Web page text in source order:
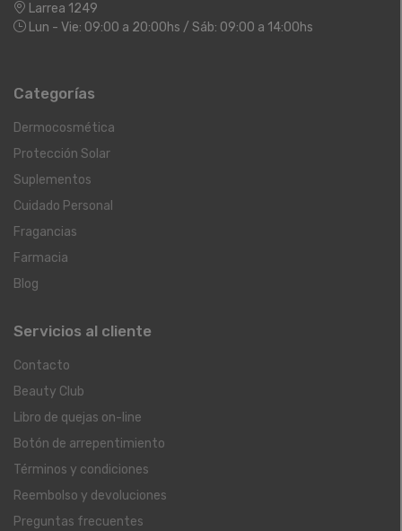
Larrea 1249
Lun - Vie: 09:00 a 20:00hs / Sáb: 09:00 a 14:00hs
Categorías
Dermocosmética
Protección Solar
Suplementos
Cuidado Personal
Fragancias
Farmacia
Blog
Servicios al cliente
Contacto
Beauty Club
Libro de quejas on-line
Botón de arrepentimiento
Términos y condiciones
Reembolso y devoluciones
Preguntas frecuentes